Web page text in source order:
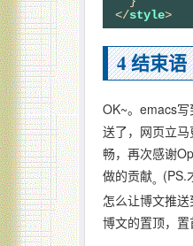
</style
4结束语
OK~。emacs
送了，网页立
畅，再次感谢
做的贡献。 (PS.
怎么让博文推
博文的置顶，